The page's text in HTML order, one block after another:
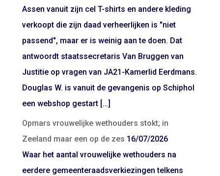
Assen vanuit zijn cel T-shirts en andere kleding
verkoopt die zijn daad verheerlijken is "niet
passend", maar er is weinig aan te doen. Dat
antwoordt staatssecretaris Van Bruggen van
Justitie op vragen van JA21-Kamerlid Eerdmans.
Douglas W. is vanuit de gevangenis op Schiphol
een webshop gestart […]
Opmars vrouwelijke wethouders stokt; in
Zeeland maar een op de zes 16/07/2026
Waar het aantal vrouwelijke wethouders na
eerdere gemeenteraadsverkiezingen telkens